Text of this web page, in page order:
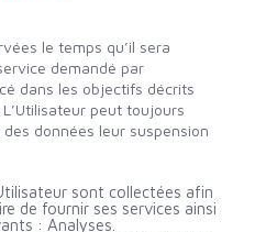
le temps qu’il sera
demandé par
dans les objectifs décrits
peut toujours
données leur suspension
sont collectées afin
de fournir ses services ainsi
: Analyses.